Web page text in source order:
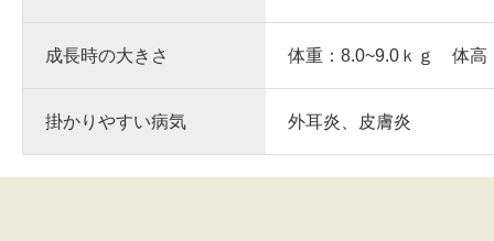
成長時の大きさ 体重：8.0~9.0ｋｇ 体高
掛かりやすい病気 外耳炎、皮膚炎